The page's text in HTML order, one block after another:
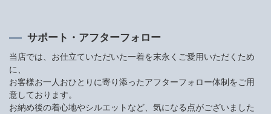
サポート・アフターフォロー
当店では、お仕立ていただいた一着を末永くご愛用いただくため
に、
お客様お一人おひとりに寄り添ったアフターフォロー体制をご用
意しております。
お納め後の着心地やシルエットなど、気になる点がございました